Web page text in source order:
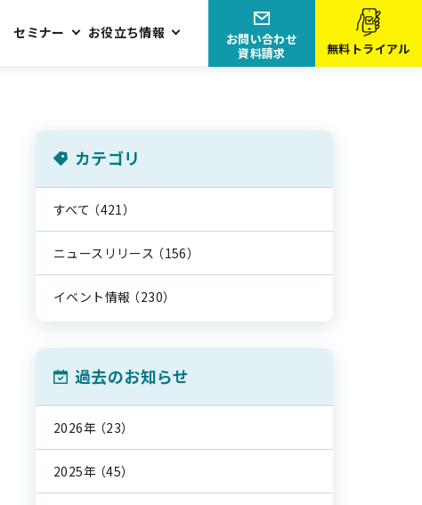
セミナー お役立ち情報
無料トライアル
お問い合わせ
資料請求
カテゴリ
すべて （421）
ニュースリリース （156）
イベント情報 （230）
過去のお知らせ
2026年 （23）
2025年 （45）